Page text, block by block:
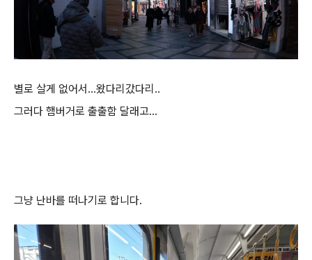
별로 살게 없어서...왔다리갔다리..
그러다 햄버거로 출출함 달래고...
그냥 난바를 떠나기로 합니다.